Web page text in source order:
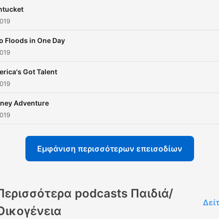
Floods in One Day
Got Talent
Adventure
Εμφάνιση περισσότερων επεισοδίων
podcasts Παιδιά/